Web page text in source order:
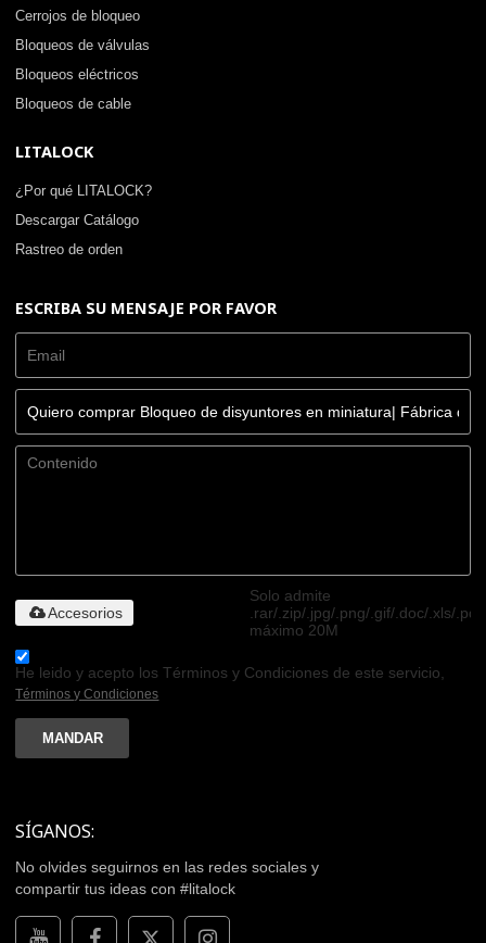
Cerrojos de bloqueo
Bloqueos de válvulas
Bloqueos eléctricos
Bloqueos de cable
LITALOCK
¿Por qué LITALOCK?
Descargar Catálogo
Rastreo de orden
ESCRIBA SU MENSAJE POR FAVOR
Solo admite
.rar/.zip/.jpg/.png/.gif/.doc/.xls/.pdf,
máximo 20M
Accesorios
He leido y acepto los Términos y Condiciones de este servicio,
Términos y Condiciones
MANDAR
SÍGANOS:
No olvides seguirnos en las redes sociales y
compartir tus ideas con #litalock